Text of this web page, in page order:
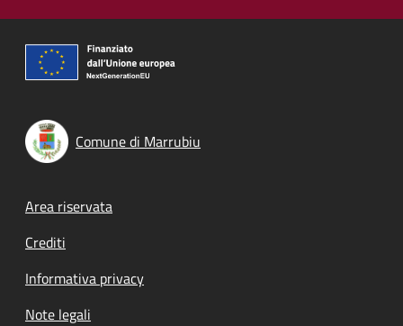
Comune di Marrubiu
Footer menu
Area riservata
Crediti
Informativa privacy
Note legali